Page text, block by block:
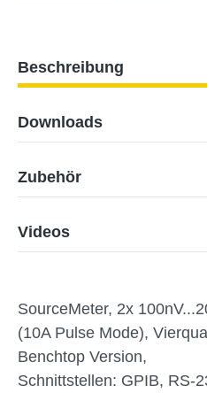
Beschreibung
Downloads
Zubehör
Videos
SourceMeter, 2x
(10A Pulse Mode),
Benchtop Version,
Schnittstellen: GPIB, RS-